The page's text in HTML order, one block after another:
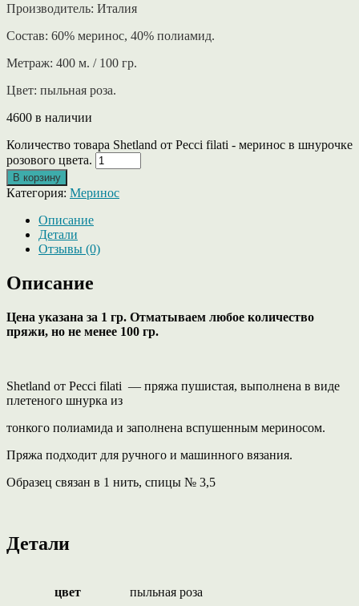
Производитель: Италия
Состав: 60% меринос, 40% полиамид.
Метраж: 400 м. / 100 гр.
Цвет: пыльная роза.
4600 в наличии
Количество товара Shetland от Pecci filati - меринос в шнурочке
розового цвета.
В корзину
Категория: Меринос
Описание
Детали
Отзывы (0)
Описание
Цена указана за 1 гр. Отматываем любое количество
пряжи, но не менее 100 гр.
Shetland от Pecci filati — пряжа пушистая, выполнена в виде
плетеного шнурка из
тонкого полиамида и заполнена вспушенным мериносом.
Пряжа подходит для ручного и машинного вязания.
Образец связан в 1 нить, спицы № 3,5
Детали
цвет пыльная роза